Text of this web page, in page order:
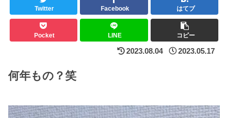
Twitter Facebook はてブ
Pocket LINE コピー
2023.08.04 2023.05.17
何年もの？笑